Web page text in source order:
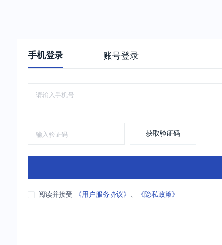
手机登录 账号登录
获取验证码
阅读并接受 《用户服务协议》 、 《隐私政策》